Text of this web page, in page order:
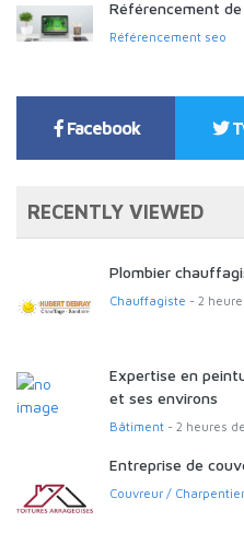
Référencement
Référencement seo
Facebook
RECENTLY VIEWED
Plombier
Chauffagiste - 2
Expertise en
et ses environs
Bâtiment- 2 heures
Entreprise de
Couvreur / Charpentier